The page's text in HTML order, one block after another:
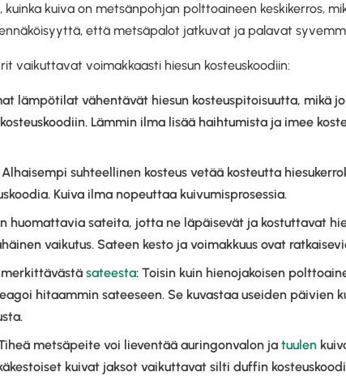
kuiva on metsänpohjan polttoaineen keskikerros,
että metsäpalot jatkuvat ja palavat
vaikuttavat voimakkaasti hiesun kosteuskoodiin:
lämpötilat vähentävät hiesun kosteuspitoisuutta, mikä
Lämmin ilma lisää haihtumista ja imee
Alhaisempi suhteellinen kosteus vetää kosteutta
Kuiva ilma nopeuttaa kuivumisprosessia.
huomattavia sateita, jotta ne läpäisevät ja kostuttavat
vaikutus. Sateen kesto ja voimakkuus ovat
sateesta: Toisin kuin hienojakoisen
hitaammin sateeseen. Se kuvastaa useiden päivien
metsäpeite voi lieventää auringonvalon ja tuulen
kuivat jaksot vaikuttavat silti duffin